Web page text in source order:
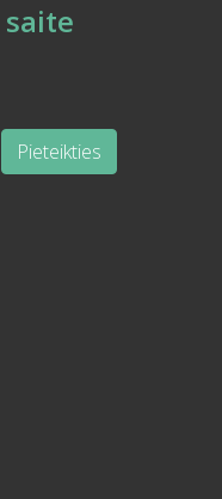
Pieteikties